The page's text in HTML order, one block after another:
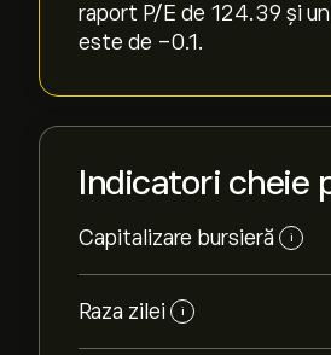
raport P/E de 124.39 și
este de -0.1.
Indicatori cheie
Capitalizare bursieră i
Raza zilei i